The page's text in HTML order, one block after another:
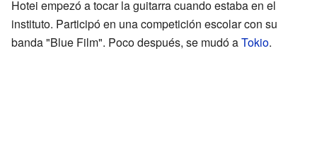
Hotei empezó a tocar la guitarra cuando estaba en el
instituto. Participó en una competición escolar con su
banda "Blue Film". Poco después, se mudó aTokio.